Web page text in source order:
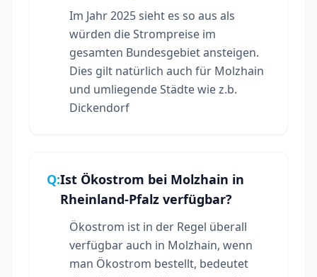
Im Jahr 2025 sieht es so aus als
würden die Strompreise im
gesamten Bundesgebiet ansteigen.
Dies gilt natürlich auch für Molzhain
und umliegende Städte wie z.b.
Dickendorf
Q:Ist Ökostrom bei Molzhain in
Rheinland-Pfalz verfügbar?
Ökostrom ist in der Regel überall
verfügbar auch in Molzhain, wenn
man Ökostrom bestellt, bedeutet